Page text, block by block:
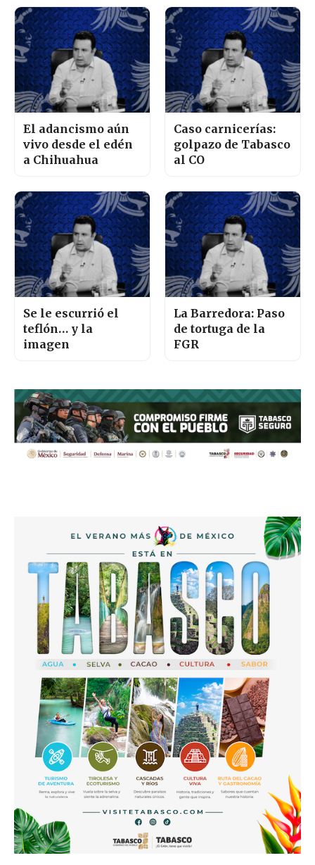
El adancismo aún
vivo desde el edén
a Chihuahua
Caso carnicerías:
golpazo de Tabasco
al CO
Se le escurrió el
teflón… y la
imagen
La Barredora: Paso
de tortuga de la
FGR